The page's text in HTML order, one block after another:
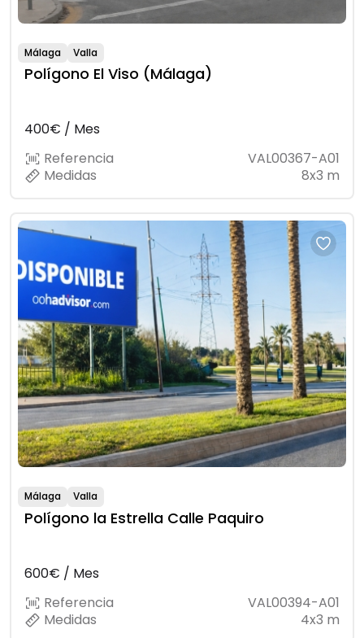
Málaga Valla
Polígono El Viso (Málaga)
400€ / Mes
Referencia
VAL00367-A01
Medidas
8x3 m
Málaga Valla
Polígono la Estrella Calle Paquiro
600€ / Mes
Referencia
VAL00394-A01
Medidas
4x3 m